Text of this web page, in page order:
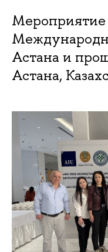
Мероприятие
Астана и
Астана,